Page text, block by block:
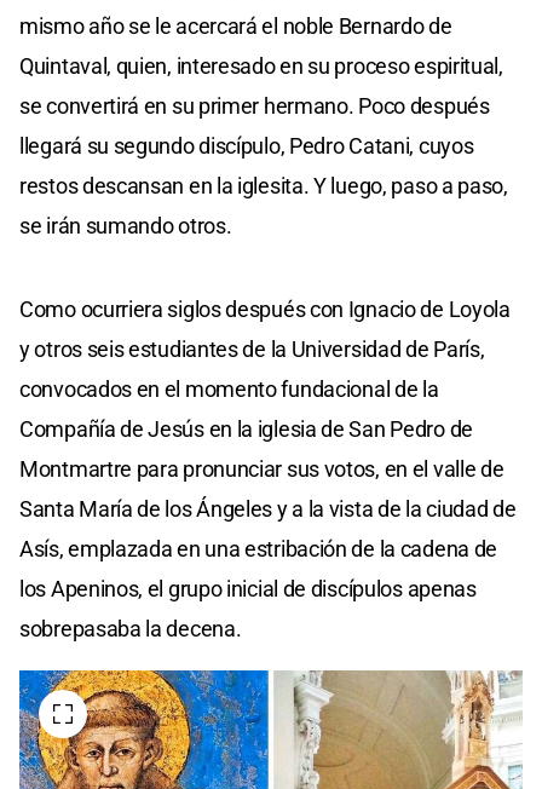
mismo año se le acercará el noble Bernardo de
Quintaval, quien, interesado en su proceso espiritual,
se convertirá en su primer hermano. Poco después
llegará su segundo discípulo, Pedro Catani, cuyos
restos descansan en la iglesita. Y luego, paso a paso,
se irán sumando otros.
Como ocurriera siglos después con Ignacio de Loyola
y otros seis estudiantes de la Universidad de París,
convocados en el momento fundacional de la
Compañía de Jesús en la iglesia de San Pedro de
Montmartre para pronunciar sus votos, en el valle de
Santa María de los Ángeles y a la vista de la ciudad de
Asís, emplazada en una estribación de la cadena de
los Apeninos, el grupo inicial de discípulos apenas
sobrepasaba la decena.